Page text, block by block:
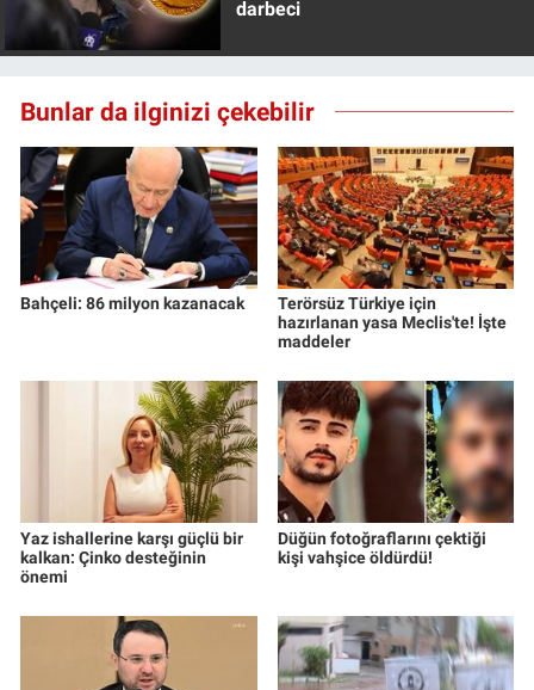
darbeci
Bunlar da ilginizi çekebilir
Bahçeli: 86 milyon kazanacak
Terörsüz Türkiye için
hazırlanan yasa Meclis'te! İşte
maddeler
Yaz ishallerine karşı güçlü bir
kalkan: Çinko desteğinin
önemi
Düğün fotoğraflarını çektiği
kişi vahşice öldürdü!